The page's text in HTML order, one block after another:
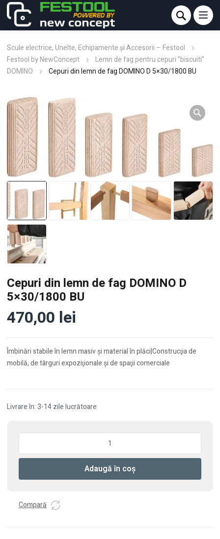
Scule electrice, Unelte, Echipamente și Accesorii – Festool
Festool by NewConcept
Lemn de fag pentru cepuri ”biscuiti”
DOMINO
Cepuri din lemn de fag DOMINO D 5×30/1800 BU
Cepuri din lemn de fag DOMINO D
5×30/1800 BU
470,00 lei
Îmbinări stabile în lemn masiv şi material în plăci|Construcţia de
mobilă, de târguri expoziţionale şi de spaţii comerciale
Livrare în: 3-14 zile lucrătoare
din
de
DOMINO
Adaugă în coș
Compară